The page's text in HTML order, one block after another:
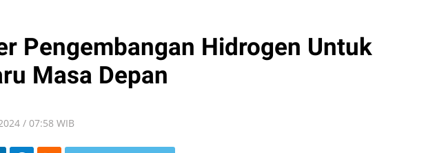
Pengembangan Hidrogen Untuk
Masa Depan
/ 07:58 WIB